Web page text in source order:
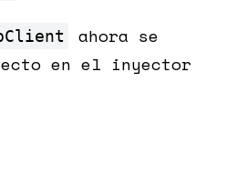
ahora se
en el inyector